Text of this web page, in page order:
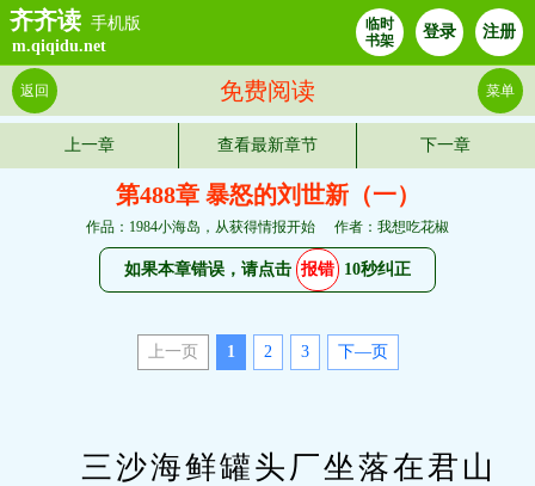
齐齐读 手机版
m.qiqidu.net
临时
书架
登录 注册
免费阅读
返回 菜单
上一章 查看最新章节 下一章
第488章 暴怒的刘世新（一）
作品：1984小海岛，从获得情报开始 作者：我想吃花椒
如果本章错误，请点击 报错 10秒纠正
上一页 1 2 3 下—页
三沙海鲜罐头厂坐落在君山